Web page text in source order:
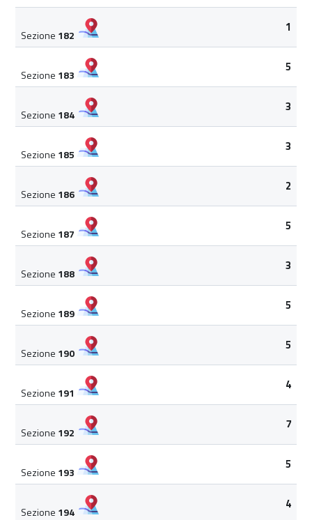
Sezione 182
1
Sezione 183
5
Sezione 184
3
Sezione 185
3
Sezione 186
2
Sezione 187
5
Sezione 188
3
Sezione 189
5
Sezione 190
5
Sezione 191
4
Sezione 192
7
Sezione 193
5
Sezione 194
4